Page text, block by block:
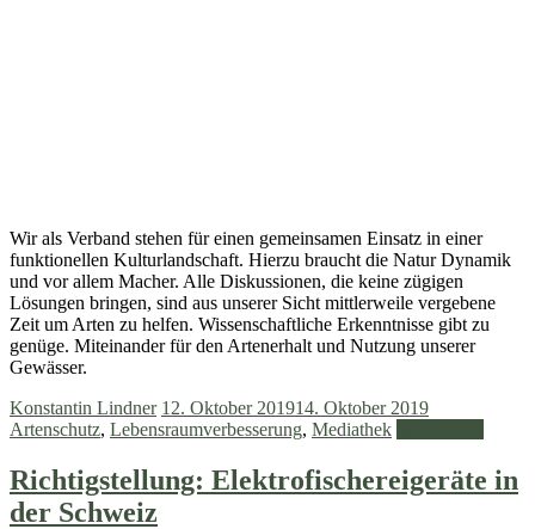
Wir als Verband stehen für einen gemeinsamen Einsatz in einer
funktionellen Kulturlandschaft. Hierzu braucht die Natur Dynamik
und vor allem Macher. Alle Diskussionen, die keine zügigen
Lösungen bringen, sind aus unserer Sicht mittlerweile vergebene
Zeit um Arten zu helfen. Wissenschaftliche Erkenntnisse gibt zu
genüge. Miteinander für den Artenerhalt und Nutzung unserer
Gewässer.
Konstantin Lindner 12. Oktober 201914. Oktober 2019
Artenschutz, Lebensraumverbesserung, Mediathek
Richtigstellung: Elektrofischereigeräte in
der Schweiz